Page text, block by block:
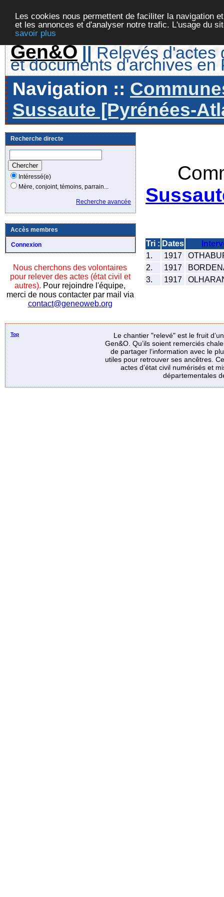
Les cookies nous permettent de faciliter la navigation
et les annonces et d'analyser notre trafic. L'usage du
savoir plus
Gen&O || Relevés d'actes
et documents d'archives en
Navigation ::
Sussaute [Pyrénées-
Recherche directe
Intéressé(e)
Mère, conjoint, témoins, parrain...
Recherche avancée
Accès membres
Connexion
Nous cherchons des volontaires
pour relever des actes (état civil et
autres). Pour rejoindre l'équipe,
merci de nous contacter par mail via
contact@geneoweb.org
Tri : Dates
1.
1917
2.
1917
3.
1917
Top
Le chantier "relevé" est le fruit
Gen&O. Qu’ils soient remerciés
de partager l’information avec le
utiles pour retrouver ses ancêtres.
actes d’état civil numérisés et
départementales